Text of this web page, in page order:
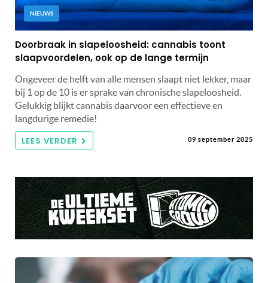
NIEUWS
Doorbraak in slapeloosheid: cannabis toont
slaapvoordelen, ook op de lange termijn
Ongeveer de helft van alle mensen slaapt niet lekker, maar
bij 1 op de 10 is er sprake van chronische slapeloosheid.
Gelukkig blijkt cannabis daarvoor een effectieve en
langdurige remedie!
LEES VERDER 09 september 2025